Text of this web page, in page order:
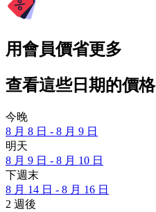
用會員價省更多
查看這些日期的價格
今晚
8 月 8 日 - 8 月 9 日
明天
8 月 9 日 - 8 月 10 日
下週末
8 月 14 日 - 8 月 16 日
2 週後